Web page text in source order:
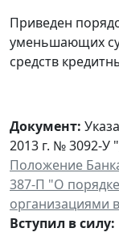
Приведен
уменьшающих
средств
Документ:
2013 г. № 3092-У "
Положение
387-П "О
организациями
Вступил в силу: